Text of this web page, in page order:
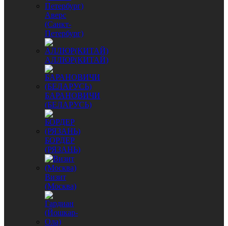
Аверс
(Санкт-
Петербург)
АЛЛЮР(КИТАЙ)
БАРАНОВИЧИ
(БЕЛАРУСЬ)
БОРДЕР
(РЯЗАНЬ)
Визит
(Москва)